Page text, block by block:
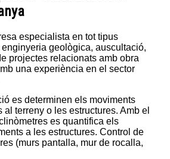
especialista en tot tipus
geològica, auscultació,
projectes relacionats amb obra
una experiència en el sector
es determinen els moviments
al terreny o les estructures. Amb el
es quantifica els
a les estructures. Control de
(murs pantalla, mur de rocalla,